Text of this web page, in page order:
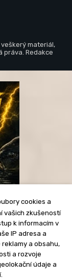
materiál,
práva. Redakce
cookies a
vašich zkušeností
k informacím v
IP adresa a
a obsahu,
a rozvoje
údaje a